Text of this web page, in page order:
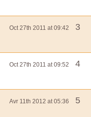
Oct 27th 2011 at 09:42 3
Oct 27th 2011 at 09:52 4
Avr 11th 2012 at 05:36 5